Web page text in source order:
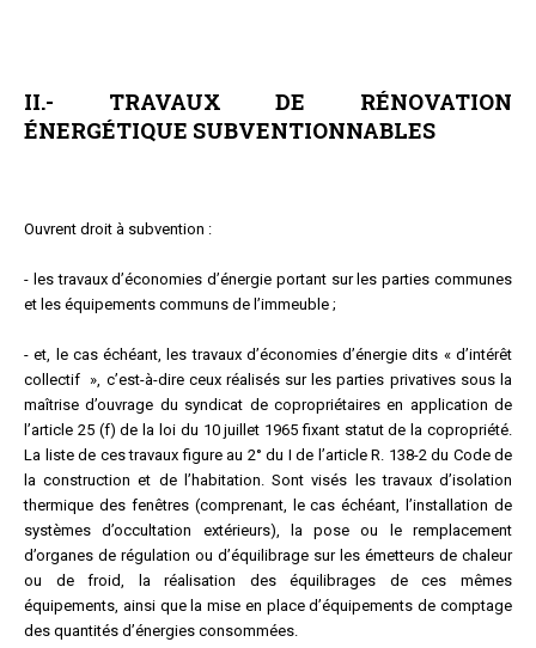
II.- TRAVAUX DE RÉNOVATION
ÉNERGÉTIQUE SUBVENTIONNABLES
Ouvrent droit à subvention :
- les travaux d’économies d’énergie portant sur les parties communes
et les équipements communs de l’immeuble ;
- et, le cas échéant, les travaux d’économies d’énergie dits « d’intérêt
collectif », c’est-à-dire ceux réalisés sur les parties privatives sous la
maîtrise d’ouvrage du syndicat de copropriétaires en application de
l’article 25 (f) de la loi du 10 juillet 1965 fixant statut de la copropriété.
La liste de ces travaux figure au 2° du I de l’article R. 138-2 du Code de
la construction et de l’habitation. Sont visés les travaux d’isolation
thermique des fenêtres (comprenant, le cas échéant, l’installation de
systèmes d’occultation extérieurs), la pose ou le remplacement
d’organes de régulation ou d’équilibrage sur les émetteurs de chaleur
ou de froid, la réalisation des équilibrages de ces mêmes
équipements, ainsi que la mise en place d’équipements de comptage
des quantités d’énergies consommées.